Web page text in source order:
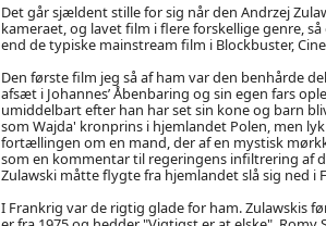
Det går sjældent stille for sig når den Andrzej
kameraet, og lavet film i flere forskellige genre,
end de typiske mainstream film i Blockbuster,
Den første film jeg så af ham var den benhårde
afsæt i Johannes’ Åbenbaring og sin egen fars
umiddelbart efter han har set sin kone og barn
som Wajda' kronprins i hjemlandet Polen, men
fortællingen om en mand, der af en mystisk
som en kommentar til regeringens infiltrering af
Zulawski måtte flygte fra hjemlandet slå sig ned i
I Frankrig var de rigtig glade for ham. Zulawskis